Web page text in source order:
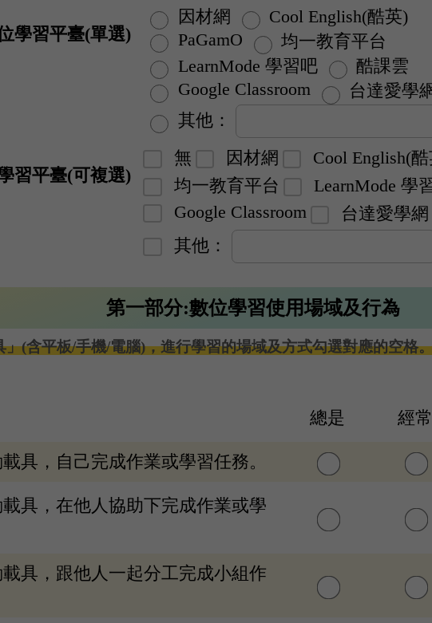
學習平臺(單選)
因材網
Cool English(酷英)
PaGamO
均一教育平台
LearnMode 學習吧
酷課雲
Google Classroom
台達愛學
其他：
習平臺(可複選)
無 因材網
Cool English(
均一教育平台
LearnMode 學
Google Classroom
台達愛學網
其他：
第一部分:數位學習使用場域及行為
(含平板/手機/電腦)，進行學習的場域及方式勾選對應的空格
總是 經常
具，自己完成作業或學習任務。
具，在他人協助下完成作業或學
具，跟他人一起分工完成小組作